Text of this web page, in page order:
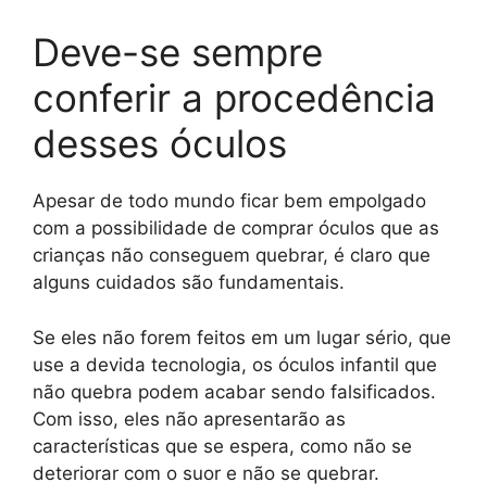
Deve-se sempre
conferir a procedência
desses óculos
Apesar de todo mundo ficar bem empolgado
com a possibilidade de comprar óculos que as
crianças não conseguem quebrar, é claro que
alguns cuidados são fundamentais.
Se eles não forem feitos em um lugar sério, que
use a devida tecnologia, os óculos infantil que
não quebra podem acabar sendo falsificados.
Com isso, eles não apresentarão as
características que se espera, como não se
deteriorar com o suor e não se quebrar.